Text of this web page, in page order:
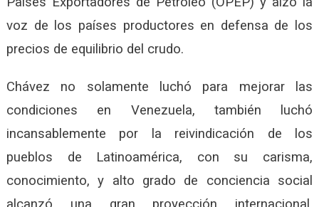
voz de los países productores en defensa de los
precios de equilibrio del crudo.
Chávez no solamente luchó para mejorar las
condiciones en Venezuela, también luchó
incansablemente por la reivindicación de los
pueblos de Latinoamérica, con su carisma,
conocimiento, y alto grado de conciencia social